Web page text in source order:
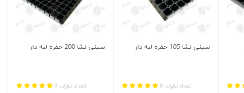
سینی نشا 105 حفره لبه دار
تعداد نظرات 0
سینی نشا 200 حفره لبه دار
تعداد نظرات 0